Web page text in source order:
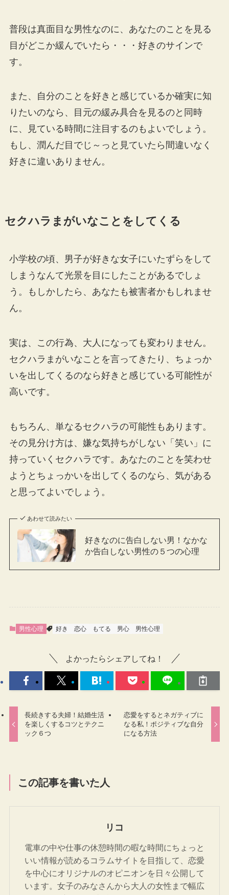
普段は真面目な男性なのに、あなたのことを見る
目がどこか緩んでいたら・・・好きのサインで
す。
また、自分のことを好きと感じているか確実に知
りたいのなら、目元の緩み具合を見るのと同時
に、見ている時間に注目するのもよいでしょう。
もし、潤んだ目でじ～っと見ていたら間違いなく
好きに違いありません。
セクハラまがいなことをしてくる
小学校の頃、男子が好きな女子にいたずらをして
しまうなんて光景を目にしたことがあるでしょ
う。もしかしたら、あなたも被害者かもしれませ
ん。
実は、この行為、大人になっても変わりません。
セクハラまがいなことを言ってきたり、ちょっか
いを出してくるのなら好きと感じている可能性が
高いです。
もちろん、単なるセクハラの可能性もあります。
その見分け方は、嫌な気持ちがしない「笑い」に
持っていくセクハラです。あなたのことを笑わせ
ようとちょっかいを出してくるのなら、気がある
と思ってよいでしょう。
あわせて読みたい
好きなのに告白しない男！なかな
か告白しない男性の５つの心理
男性心理 好き 恋心 もてる 男心 男性心理
よかったらシェアしてね！
長続きする夫婦！結婚生活
を楽しくするコツとテクニ
ック６つ
恋愛をするとネガティブに
なる私！ポジティブな自分
になる方法
この記事を書いた人
リコ
電車の中や仕事の休憩時間の暇な時間にちょっと
いい情報が読めるコラムサイトを目指して、恋愛
を中心にオリジナルのオピニオンを日々公開して
います。女子のみなさんから大人の女性まで幅広